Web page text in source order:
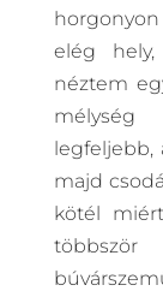
horgonyon
elég
néztem
mélység
legfeljebb,
majd
kötél